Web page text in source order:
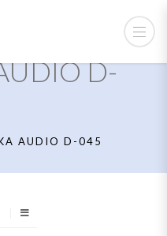
D-
AUDIO D-045